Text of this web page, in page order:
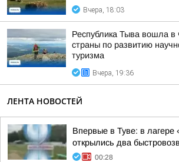
Вчера, 18:03
Республика Тыва вошла в
страны по развитию
туризма
Вчера, 19:36
ЛЕНТА НОВОСТЕЙ
Впервые в Туве: в лагере
открылись два
00:28